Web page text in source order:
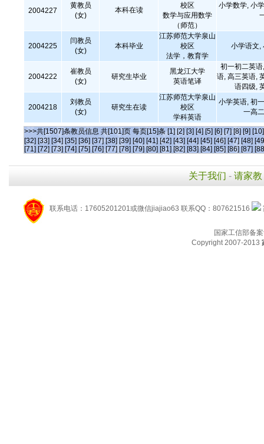
2004227
黄教员
(女)
本科在读
校区
数学与应用数学
（师范）
小学数学, 小
2004225
闫教员
(女)
本科毕业
江苏师范大学泉山
校区
法学，教育学
小学语文,
2004222
崔教员
(女)
研究生毕业
黑龙江大学
英语笔译
初一初二英
语, 高三英语,
语四级,
2004218
刘教员
(女)
研究生在读
江苏师范大学泉山
校区
学科英语
小学英语, 初
一高
>>>共[1507]条教员信息 共[101]页 每页[15]条 [1] [2] [3] [4] [5] [6] [7] [8] [9] [10]
[32] [33] [34] [35] [36] [37] [38] [39] [40] [41] [42] [43] [44] [45] [46] [47] [48]
[71] [72] [73] [74] [75] [76] [77] [78] [79] [80] [81] [82] [83] [84] [85] [86] [87]
关于我们 - 请家教
联系电话：17605201201或微信jiajiao63 联系QQ：807621516
国家工信部备
Copyright 2007-2013